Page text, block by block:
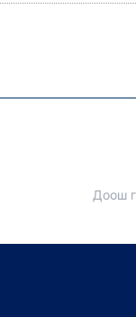
Доош